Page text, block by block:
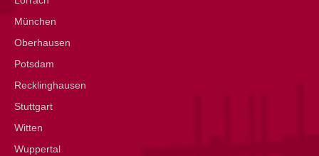
München
Oberhausen
Potsdam
Recklinghausen
Stuttgart
Witten
Wuppertal